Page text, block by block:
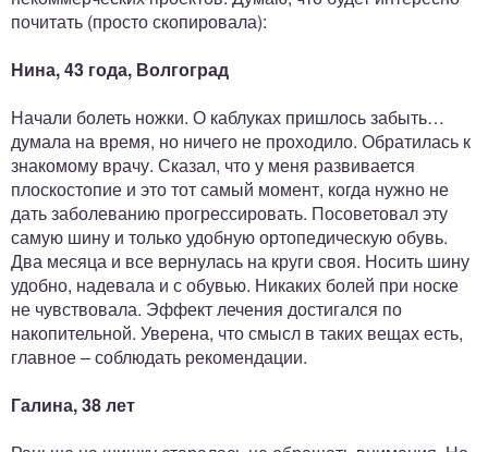
почитать (просто скопировала):
Нина, 43 года, Волгоград
Начали болеть ножки. О каблуках пришлось забыть…
думала на время, но ничего не проходило. Обратилась к
знакомому врачу. Сказал, что у меня развивается
плоскостопие и это тот самый момент, когда нужно не
дать заболеванию прогрессировать. Посоветовал эту
самую шину и только удобную ортопедическую обувь.
Два месяца и все вернулась на круги своя. Носить шину
удобно, надевала и с обувью. Никаких болей при носке
не чувствовала. Эффект лечения достигался по
накопительной. Уверена, что смысл в таких вещах есть,
главное – соблюдать рекомендации.
Галина, 38 лет